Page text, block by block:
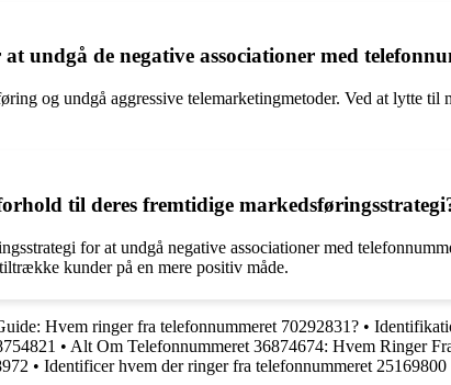
undgå de negative associationer med
og undgå aggressive telemarketingmetoder. Ved at lytte
til deres fremtidige
for at undgå negative associationer med
kunder på en mere positiv måde.
Hvem ringer fra telefonnummeret 70292831? •
• Alt Om Telefonnummeret 36874674: Hvem Ringer
• Identificer hvem der ringer fra telefonnummeret 25169800